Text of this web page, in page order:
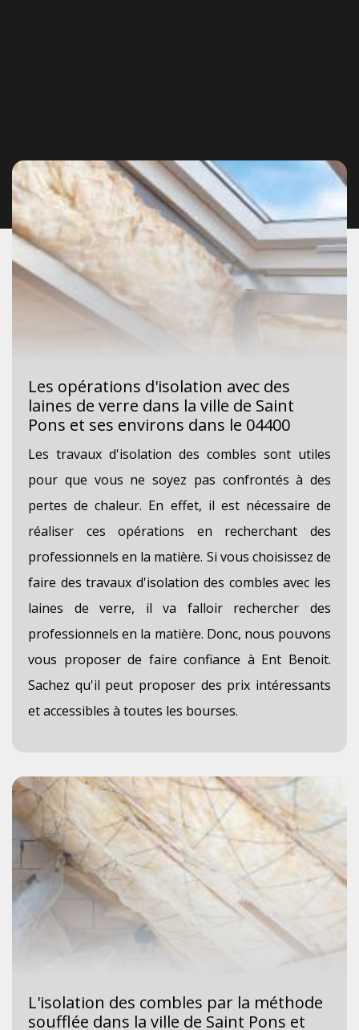
Les opérations d'isolation avec des
laines de verre dans la ville de Saint
Pons et ses environs dans le 04400
Les travaux d'isolation des combles sont utiles
pour que vous ne soyez pas confrontés à des
pertes de chaleur. En effet, il est nécessaire de
réaliser ces opérations en recherchant des
professionnels en la matière. Si vous choisissez de
faire des travaux d'isolation des combles avec les
laines de verre, il va falloir rechercher des
professionnels en la matière. Donc, nous pouvons
vous proposer de faire confiance à Ent Benoit.
Sachez qu'il peut proposer des prix intéressants
et accessibles à toutes les bourses.
L'isolation des combles par la méthode
soufflée dans la ville de Saint Pons et